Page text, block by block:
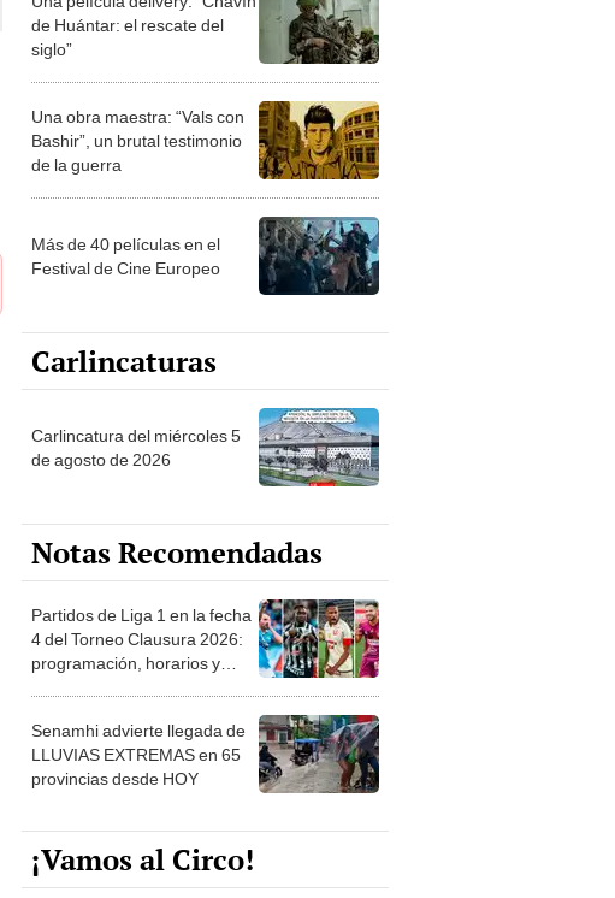
de Huántar: el rescate del
siglo”
Una obra maestra: “Vals con
Bashir”, un brutal testimonio
de la guerra
Más de 40 películas en el
Festival de Cine Europeo
Carlincaturas
Carlincatura del miércoles 5
de agosto de 2026
Notas Recomendadas
Partidos de Liga 1 en la fecha
4 del Torneo Clausura 2026:
programación, horarios y
Senamhi advierte llegada de
LLUVIAS EXTREMAS en 65
provincias desde HOY
¡Vamos al Circo!